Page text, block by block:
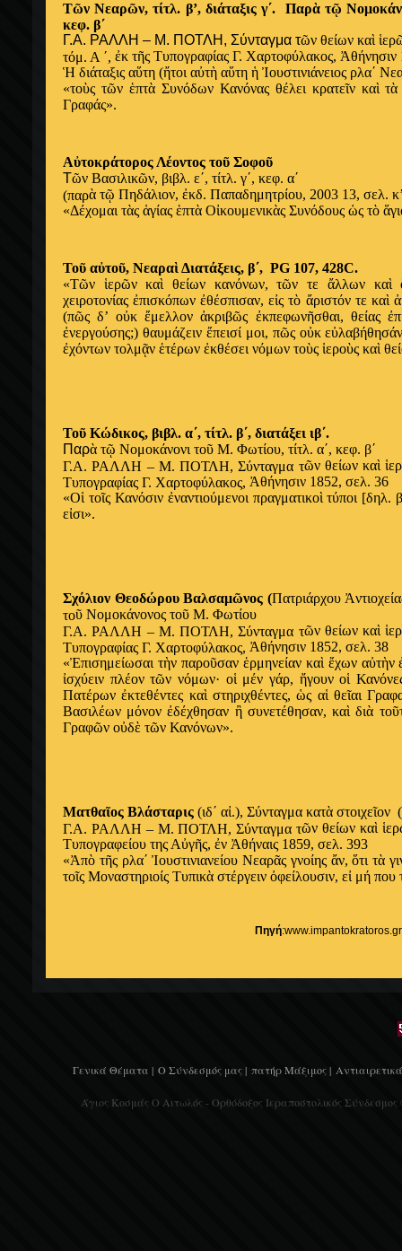
Τῶν Νεαρῶν, τίτλ. β’, διάταξις γ΄. Παρὰτῷ
κεφ. β΄
Γ.Α. ΡΑΛΛΗ – Μ. ΠΟΤΛΗ, Σύνταγμα τῶν θείων καὶ ἱερ
τόμ. Α ΄, ἐκ τῆς Τυπογραφίας Γ. Χαρτοφύλακος, Ἀ
Ἡ διάταξις αὕτη (ἤτοι αὐτὴ αὕτη ἡ Ἰουστινιάνειος ρλα΄
«τοὺς τῶν ἑπτὰΣυνόδων Κανόνας θέλει κρατεῖν καὶ τὰ
Γραφάς».
Αὐτοκράτορος Λέοντος τοῦ Σοφοῦ
Τῶν Βασιλικῶν, βιβλ. ε΄, τίτλ. γ΄, κεφ. α΄
(παρὰ τῷ Πηδάλιον, ἐκδ. Παπαδημητρίου, 2003 13, σελ.
«Δέχομαι τὰς ἁγίας ἑπτὰ Οἰκουμενικὰς Συνόδους ὡς τὸ ἅ
Τοῦ αὐτοῦ, Νεαραὶ Διατάξεις, β΄, PG 107, 428C.
«Τῶν ἱερῶν καὶ θείων κανόνων, τῶν τε ἄλλων καὶ
χειροτονίαςἐπισκόπωνἐθέσπισαν, εἰς τὸ ἄριστόν τε καὶ ἀ
(πῶς δ’ οὐκ ἔμελλονἀκριβῶς ἐκπεφωνῆσθαι, θείαςἐ
ἐνεργούσης;) θαυμάζειν ἔπεισί μοι, πῶς οὐκ εὐ
ἐχόντων τολμᾷν ἑτέρων ἐκθέσει νόμων τοὺς ἱεροὺς καὶ
Τοῦ Κώδικος, βιβλ. α΄, τίτλ. β΄, διατάξει ιβ΄.
Παρὰ τῷ Νομοκάνονι τοῦ Μ. Φωτίου, τίτλ. α΄, κεφ. β΄
Γ.Α. ΡΑΛΛΗ – Μ. ΠΟΤΛΗ, Σύνταγμα τῶν θείων καὶ ἱερ
Τυπογραφίας Γ. Χαρτοφύλακος, Ἀθήνησιν 1852, σελ. 36
«Οἱ τοῖς Κανόσιν ἐναντιούμενοι πραγματικοὶ τύποι [δηλ.
εἰσι».
Σχόλιον Θεοδώρου Βαλσαμῶνος (Πατριάρχου Ἀ
τοῦ Νομοκάνονος τοῦ Μ. Φωτίου
Γ.Α. ΡΑΛΛΗ – Μ. ΠΟΤΛΗ, Σύνταγμα τῶν θείων καὶ ἱερ
Τυπογραφίας Γ. Χαρτοφύλακος, Ἀθήνησιν 1852, σελ. 38
«Ἐπισημείωσαι τὴν παροῦσαν ἑρμηνείαν καὶ ἔχων αὐτὴν
ἰσχύειν πλέον τῶν νόμων· οἱ μέν γάρ, ἤγουν οἱ
Πατέρωνἐκτεθέντες καὶ στηριχθέντες,ὡς αἱ θεῖαι
Βασιλέων μόνονἐδέχθησαν ἢσυνετέθησαν, καὶ διὰ τοῦ
Γραφῶν οὐδὲ τῶν Κανόνων».
Ματθαῖος Βλάσταρις (ιδ΄ αἰ.), Σύνταγμα κατὰ στοιχεῖον
Γ.Α. ΡΑΛΛΗ – Μ. ΠΟΤΛΗ, Σύνταγμα τῶν θείων καὶ ἱερ
Τυπογραφείου της Αὐγῆς, ἐν Ἀθήναις 1859, σελ. 393
«Ἀπὸ τῆς ρλα΄Ἰουστινιανείου Νεαρᾶς γνοίης ἄν,ὅτι τὰ
τοῖς Μοναστηριοίς Τυπικὰ στέργειν ὀφείλουσιν, εἰ μή που
Πηγή
Γενικά Θέματα | Ο Σύνδεσμός μας | πατήρ Μάξιμος |
Άγιος Κοσμάς Ο Αιτωλός - Ορθόδοξος Ιεραποστολικός